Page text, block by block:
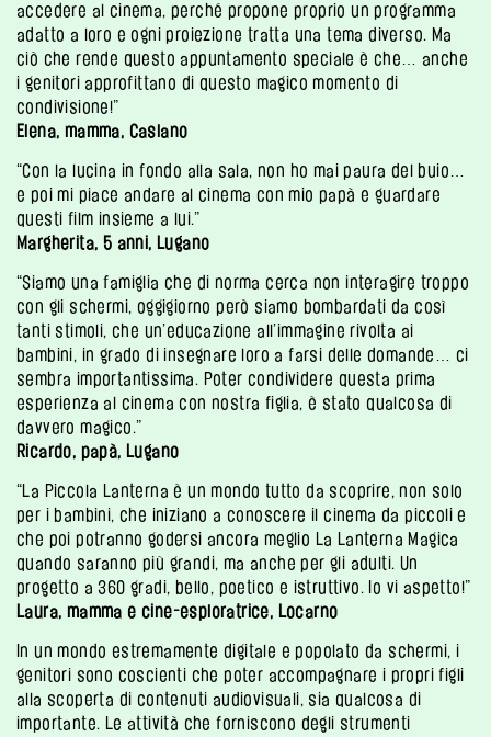
accedere al cinema, perché propone proprio un programma
adatto a loro e ogni proiezione tratta una tema diverso. Ma
ciò che rende questo appuntamento speciale è che… anche
i genitori approfittano di questo magico momento di
condivisione!”
Elena, mamma, Caslano
“Con la lucina in fondo alla sala, non ho mai paura del buio…
e poi mi piace andare al cinema con mio papà e guardare
questi film insieme a lui.”
Margherita, 5 anni, Lugano
“Siamo una famiglia che di norma cerca non interagire troppo
con gli schermi, oggigiorno però siamo bombardati da così
tanti stimoli, che un’educazione all’immagine rivolta ai
bambini, in grado di insegnare loro a farsi delle domande… ci
sembra importantissima. Poter condividere questa prima
esperienza al cinema con nostra figlia, è stato qualcosa di
davvero magico.”
Ricardo, papà, Lugano
“La Piccola Lanterna è un mondo tutto da scoprire, non solo
per i bambini, che iniziano a conoscere il cinema da piccoli e
che poi potranno godersi ancora meglio La Lanterna Magica
quando saranno più grandi, ma anche per gli adulti. Un
progetto a 360 gradi, bello, poetico e istruttivo. Io vi aspetto!”
Laura, mamma e cine-esploratrice, Locarno
In un mondo estremamente digitale e popolato da schermi, i
genitori sono coscienti che poter accompagnare i propri figli
alla scoperta di contenuti audiovisuali, sia qualcosa di
importante. Le attività che forniscono degli strumenti